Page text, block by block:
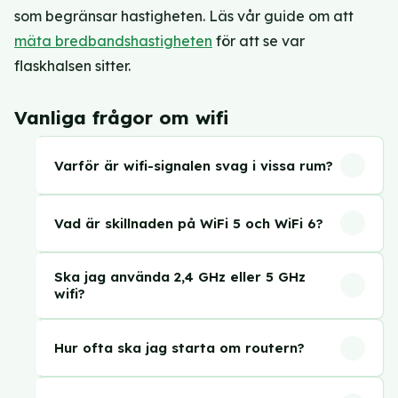
som begränsar hastigheten. Läs vår guide om att
mäta bredbandshastigheten för att se var
flaskhalsen sitter.
Vanliga frågor om wifi
Varför är wifi-signalen svag i vissa rum?
Tjocka betongg- och tegelplankor dämpar
signalen kraftigt. Andra elektriska enheter,
speciellt mikrovågsugnar och äldre trådlösa
telefoner, kan störa. Att placera routern
centralt och högt upp hjälper.
Vad är skillnaden på WiFi 5 och WiFi 6?
än WiFi 5 (802.11ac), särskilt när många
enheter. WiFi 5 räcker fortfarande för de flesta
hem.
Ska jag använda 2,4 GHz eller 5 GHz
wifi?
räckvidd. 2,4 GHz har längre räckvidd men
lägre maxhastighet. 6 GHz-bandet (WiFi 6E/7)
Hur ofta ska jag starta om routern?